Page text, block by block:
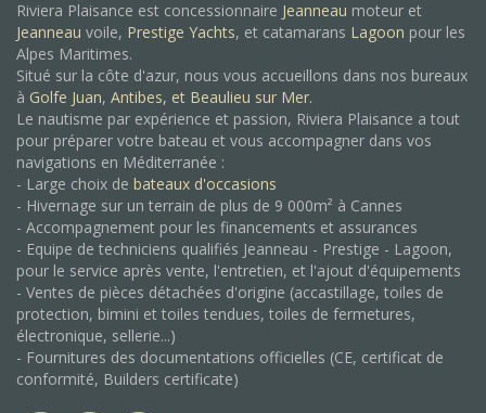
Riviera Plaisance est concessionnaire Jeanneau moteur et
Jeanneau voile, Prestige Yachts, et catamarans Lagoon pour les
Alpes Maritimes.
Situé sur la côte d'azur, nous vous accueillons dans nos bureaux
à Golfe Juan, Antibes, et Beaulieu sur Mer.
Le nautisme par expérience et passion, Riviera Plaisance a tout
pour préparer votre bateau et vous accompagner dans vos
navigations en Méditerranée :
- Large choix de bateaux d'occasions
- Hivernage sur un terrain de plus de 9 000m² à Cannes
- Accompagnement pour les financements et assurances
- Equipe de techniciens qualifiés Jeanneau - Prestige - Lagoon,
pour le service après vente, l'entretien, et l'ajout d'équipements
- Ventes de pièces détachées d'origine (accastillage, toiles de
protection, bimini et toiles tendues, toiles de fermetures,
électronique, sellerie...)
- Fournitures des documentations officielles (CE, certificat de
conformité, Builders certificate)